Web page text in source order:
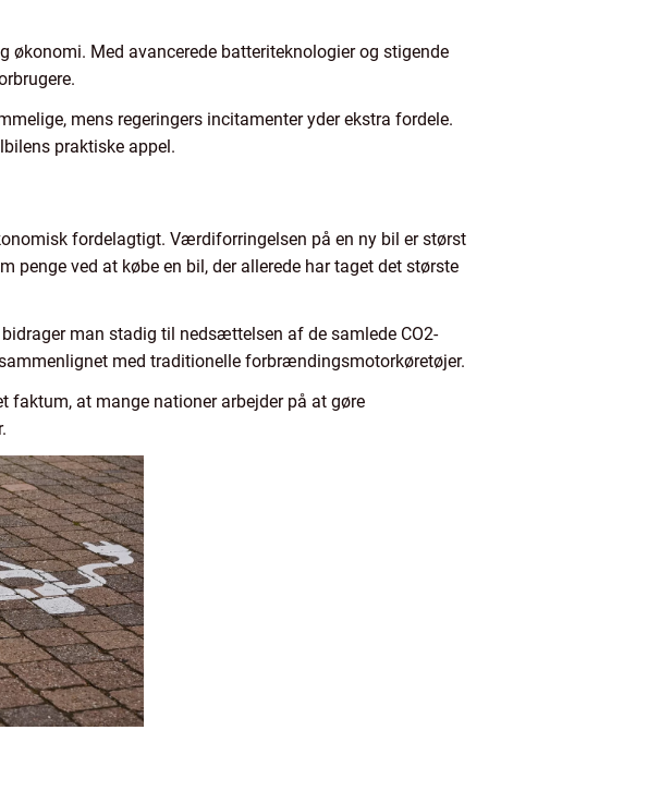
Med avancerede batteriteknologier og stigende
mens regeringers incitamenter yder ekstra fordele.
praktiske appel.
fordelagtigt. Værdiforringelsen på en ny bil er størst
penge ved at købe en bil, der allerede har taget det største
man stadig til nedsættelsen af de samlede CO2-
med traditionelle forbrændingsmotorkøretøjer.
faktum, at mange nationer arbejder på at gøre